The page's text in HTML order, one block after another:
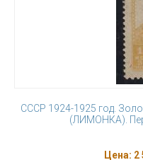
СССР 1924-1925 год.
(ЛИМОНКА).
Цена: 2